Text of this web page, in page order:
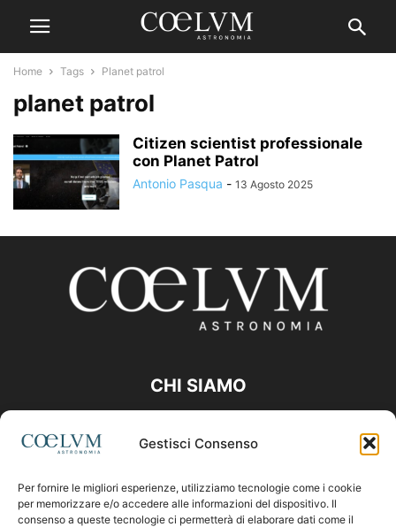
Gestisci Consenso
Per fornire le migliori esperienze, utilizziamo tecnologie come i cookie
per memorizzare e/o accedere alle informazioni del dispositivo. Il
consenso a queste tecnologie ci permetterà di elaborare dati come il
Home Tags Planet patrol
planet patrol
Citizen scientist professionale
con Planet Patrol
Antonio Pasqua - 13 Agosto 2025
CHI SIAMO
Contattaci:coelumastro@coelum.com
SEGUICI